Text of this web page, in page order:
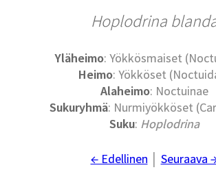
Hoplodrina
Yläheimo: Yökkösmaiset
Heimo: Yökköset
Alaheimo: Noctuinae
Sukuryhmä: Nurmiyökköset
Suku: Hoplodrina
← Edellinen Seuraava